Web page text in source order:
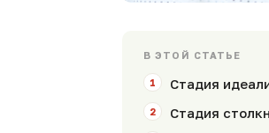
В ЭТОЙ СТАТЬЕ
Стадия
Стадия